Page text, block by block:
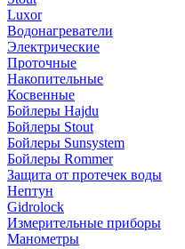
Luxor
Водонагреватели
Электрические
Проточные
Накопительные
Косвенные
Бойлеры Hajdu
Бойлеры Stout
Бойлеры Sunsystem
Бойлеры Rommer
Защита от протечек воды
Нептун
Gidrolock
Измерительные приборы
Манометры